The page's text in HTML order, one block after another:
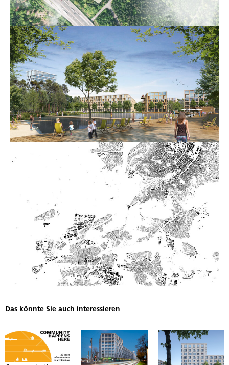
Das könnte Sie auch interessieren